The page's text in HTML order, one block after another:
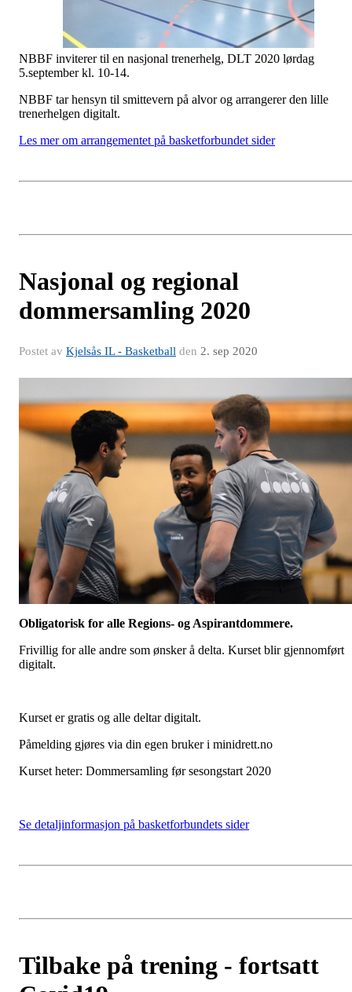
NBBF inviterer til en nasjonal trenerhelg, DLT 2020 lørdag
5.september kl. 10-14.
NBBF tar hensyn til smittevern på alvor og arrangerer den lille
trenerhelgen digitalt.
Les mer om arrangementet på basketforbundet sider
Nasjonal og regional
dommersamling 2020
Postet av Kjelsås IL - Basketball den 2. sep 2020
Obligatorisk for alle Regions- og Aspirantdommere.
Frivillig for alle andre som ønsker å delta. Kurset blir gjennomført
digitalt.
Kurset er gratis og alle deltar digitalt.
Påmelding gjøres via din egen bruker i minidrett.no
Kurset heter: Dommersamling før sesongstart 2020
Se detaljinformasjon på basketforbundets sider
Tilbake på trening - fortsatt